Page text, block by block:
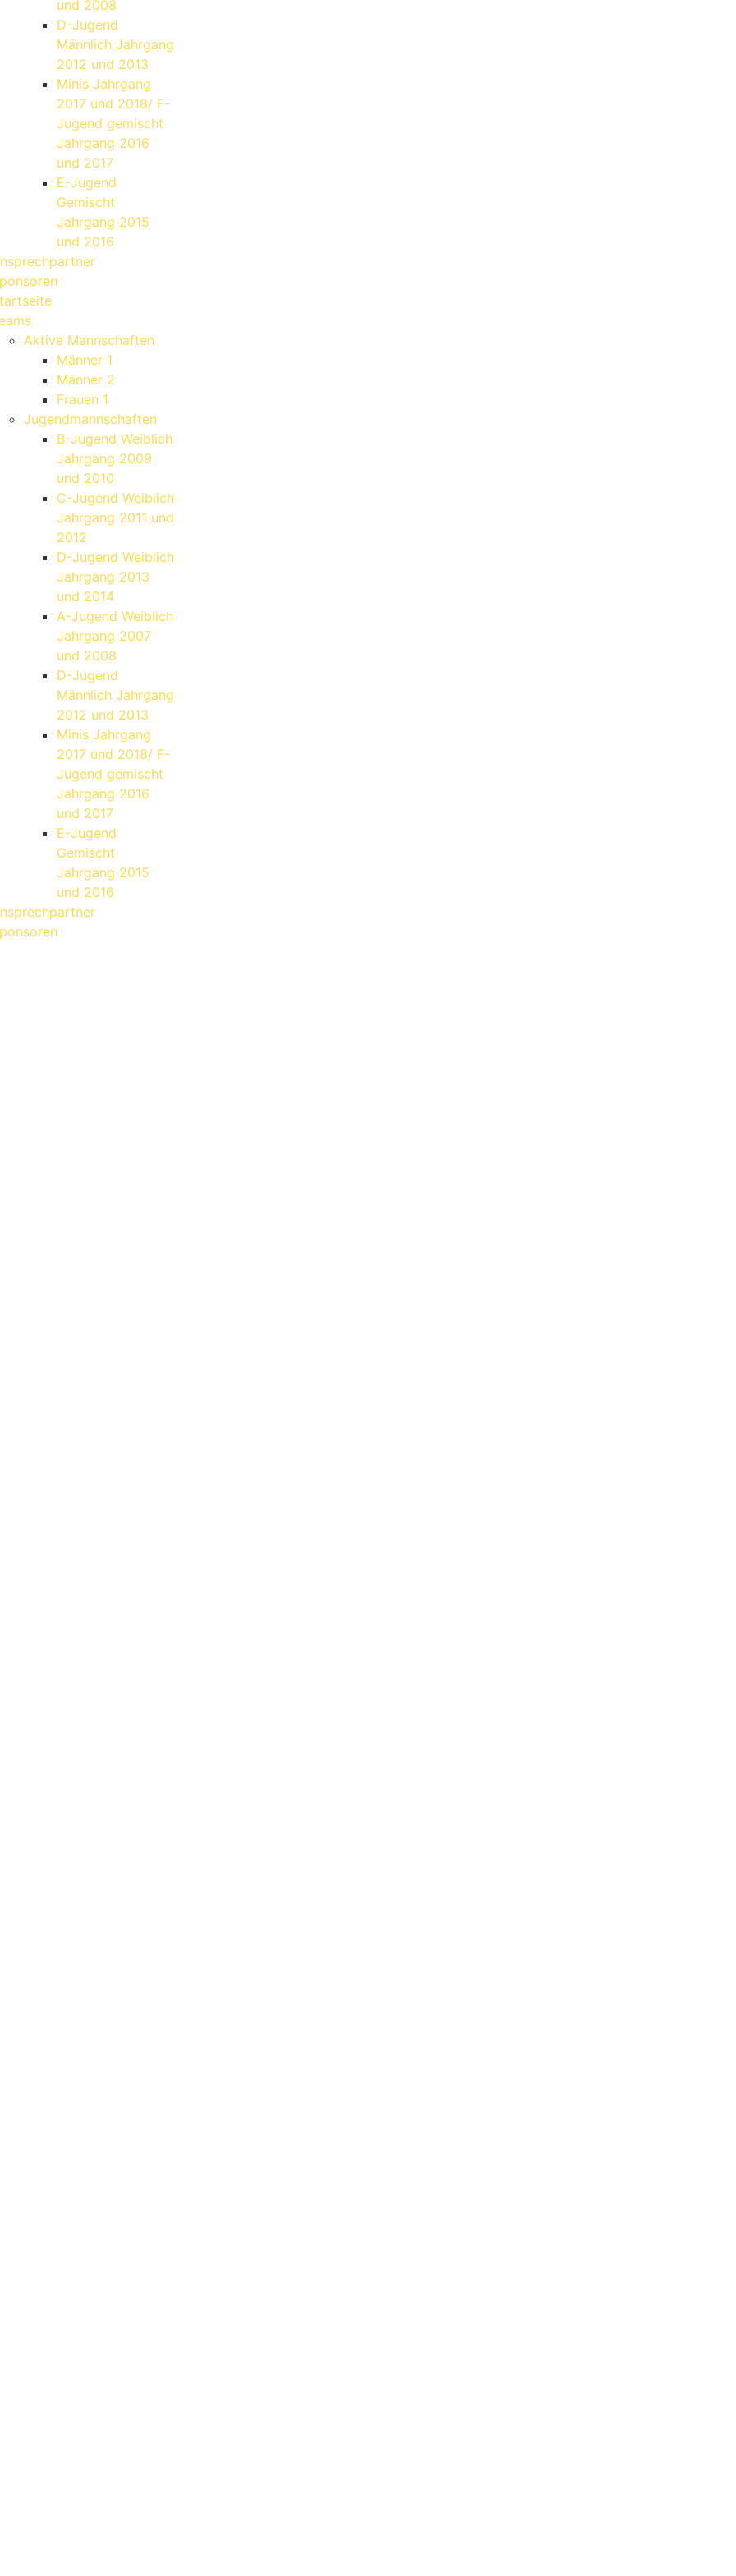
und 2008
D-Jugend
Männlich Jahrgang
2012 und 2013
Minis Jahrgang
2017 und 2018/ F-
Jugend gemischt
Jahrgang 2016
und 2017
E-Jugend
Gemischt
Jahrgang 2015
und 2016
Aktive Mannschaften
Männer 1
Männer 2
Frauen 1
Jugendmannschaften
B-Jugend Weiblich
Jahrgang 2009
und 2010
C-Jugend Weiblich
Jahrgang 2011 und
2012
D-Jugend Weiblich
Jahrgang 2013
und 2014
A-Jugend Weiblich
Jahrgang 2007
und 2008
D-Jugend
Männlich Jahrgang
2012 und 2013
Minis Jahrgang
2017 und 2018/ F-
Jugend gemischt
Jahrgang 2016
und 2017
E-Jugend
Gemischt
Jahrgang 2015
und 2016